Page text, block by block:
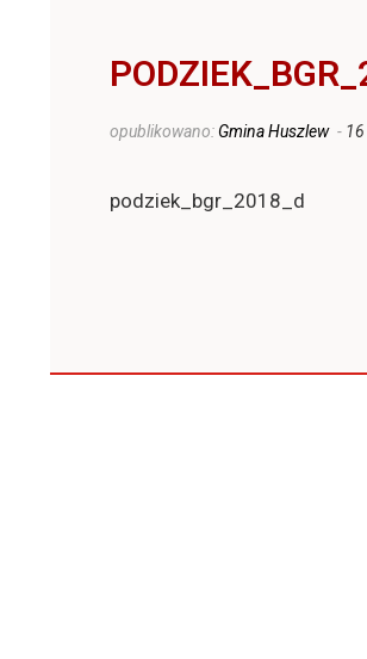
opublikowano: Gmina Huszlew -
podziek_bgr_2018_d